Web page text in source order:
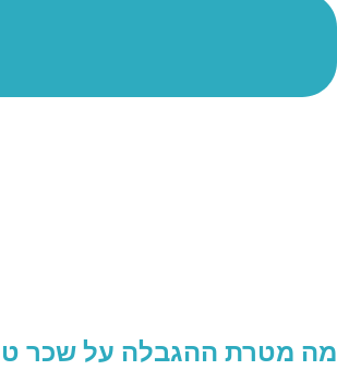
מה מטרת ההגבלה על שכר